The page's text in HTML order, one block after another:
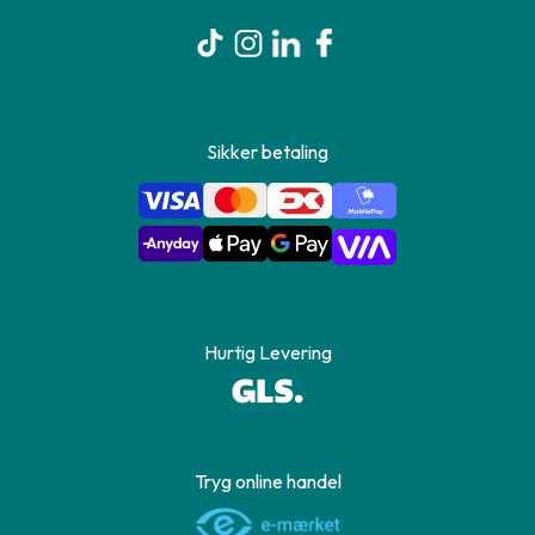
Sikker betaling
Hurtig Levering
Tryg online handel